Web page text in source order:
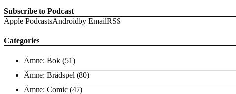
Subscribe to Podcast
Apple PodcastsAndroidby EmailRSS
Categories
Ämne: Bok (51)
Ämne: Brädspel (80)
Ämne: Comic (47)